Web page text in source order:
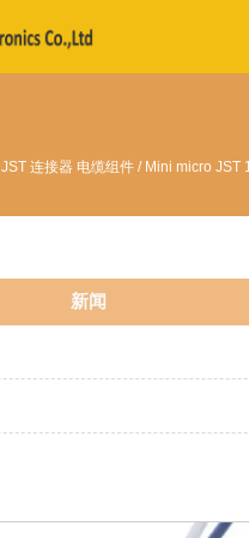
JST 连接器 电缆组件 / Mini micro JST
新闻